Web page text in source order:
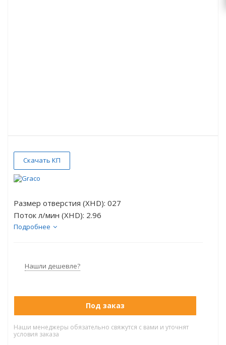
Скачать КП
Размер отверстия (XHD): 027
Поток л/мин (XHD): 2.96
Ширина веера (XHD): 10
Подробнее
Нашли дешевле?
Под заказ
Наши менеджеры обязательно свяжутся с вами и уточнят
условия заказа